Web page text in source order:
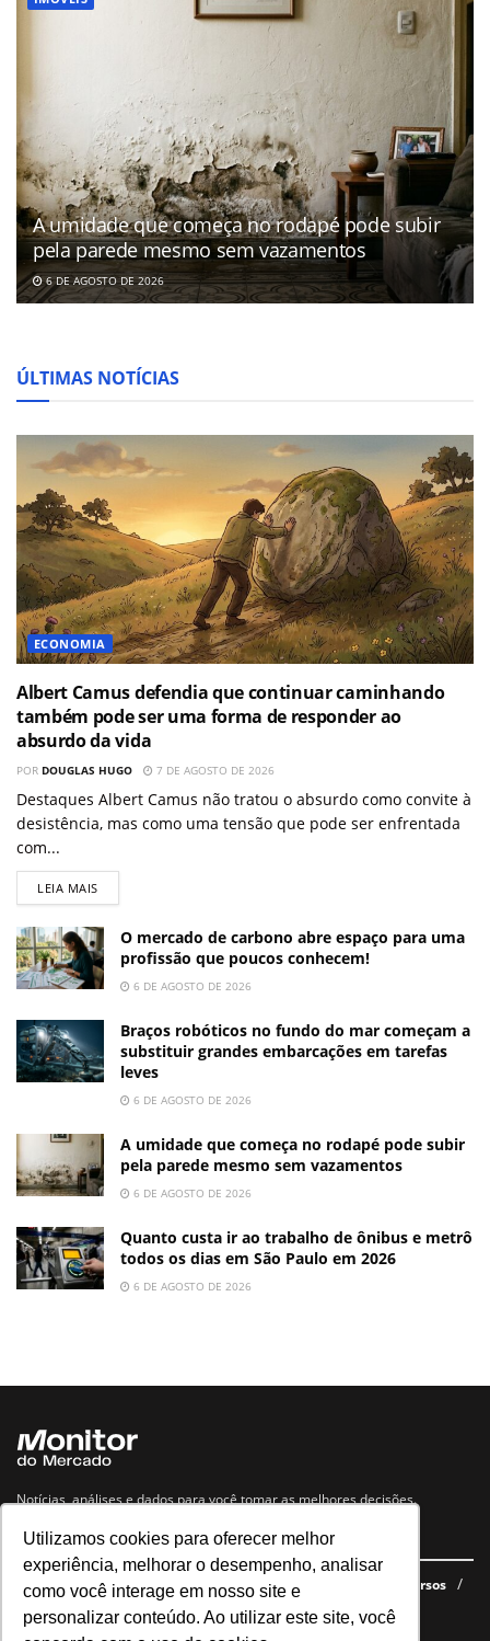
Utilizamos cookies para oferecer melhor
experiência, melhorar o desempenho, analisar
como você interage em nosso site e
personalizar conteúdo. Ao utilizar este site, você
A umidade que começa no rodapé pode subir
pela parede mesmo sem vazamentos
6 DE AGOSTO DE 2026
ÚLTIMAS NOTÍCIAS
ECONOMIA
Albert Camus defendia que continuar caminhando
também pode ser uma forma de responder ao
absurdo da vida
POR DOUGLAS HUGO 7 DE AGOSTO DE 2026
Destaques Albert Camus não tratou o absurdo como convite à
desistência, mas como uma tensão que pode ser enfrentada
com...
LEIA MAIS
O mercado de carbono abre espaço para uma
profissão que poucos conhecem!
6 DE AGOSTO DE 2026
Braços robóticos no fundo do mar começam a
substituir grandes embarcações em tarefas
leves
6 DE AGOSTO DE 2026
A umidade que começa no rodapé pode subir
pela parede mesmo sem vazamentos
6 DE AGOSTO DE 2026
Quanto custa ir ao trabalho de ônibus e metrô
todos os dias em São Paulo em 2026
6 DE AGOSTO DE 2026
Notícias, análises e dados para você tomar as melhores decisões.
Navegue no site
Últimas notícias Quem somos E-books gratuitos
Cursos
Política de privacidade